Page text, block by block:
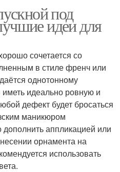
под
идеи для
сочетается со
в стиле френч или
однотонному
идеально ровную и
дефект будет бросаться
маникюром
аппликацией или
орнамента на
использовать